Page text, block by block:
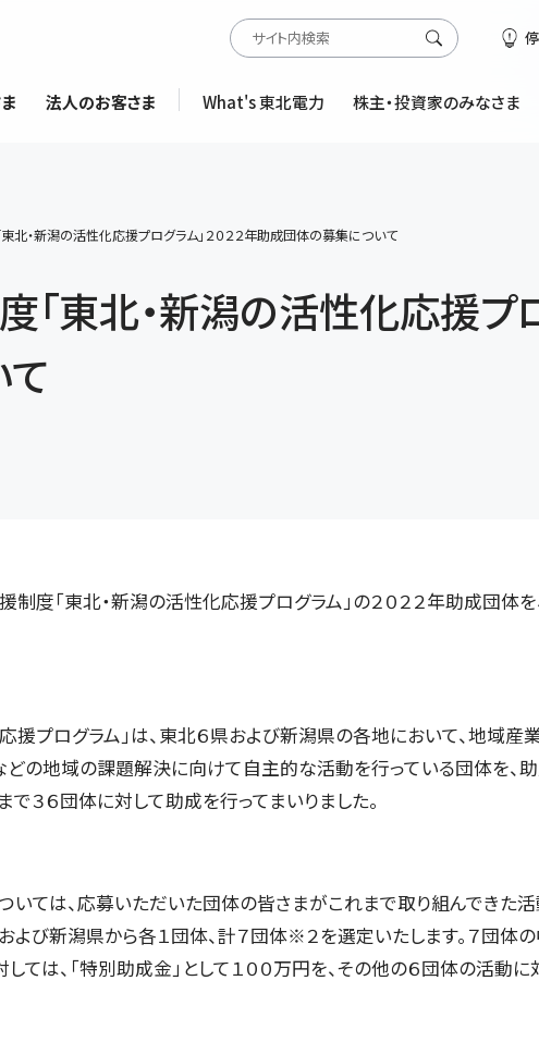
法人のお客さま What's 東北電力 株主・投資家のみなさま
北・新潟の活性化応援プログラム」２０２２年助成団体の募集について
「東北・新潟の活性化応援プ
制度「東北・新潟の活性化応援プログラム」の２０２２年助成団体
援プログラム」は、東北６県および新潟県の各地において、地域産
の地域の課題解決に向けて自主的な活動を行っている団体を、助
で３６団体に対して助成を行ってまいりました。
いては、応募いただいた団体の皆さまがこれまで取り組んできた
よび新潟県から各１団体、計７団体※２を選定いたします。７団体
ては、「特別助成金」として１００万円を、その他の６団体の活動に